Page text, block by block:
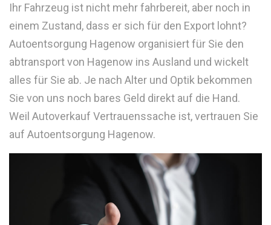
Ihr Fahrzeug ist nicht mehr fahrbereit, aber noch in
einem Zustand, dass er sich für den Export lohnt?
Autoentsorgung Hagenow organisiert für Sie den
abtransport von Hagenow ins Ausland und wickelt
alles für Sie ab. Je nach Alter und Optik bekommen
Sie von uns noch bares Geld direkt auf die Hand.
Weil Autoverkauf Vertrauenssache ist, vertrauen Sie
auf Autoentsorgung Hagenow.